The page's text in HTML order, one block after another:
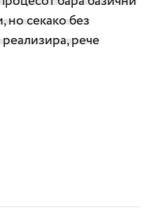
но секако без
рече